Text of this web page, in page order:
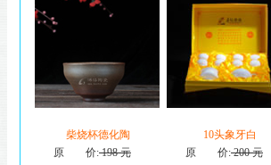
柴烧杯德化陶
原 价:198 元
10头象牙白
原 价:200 元